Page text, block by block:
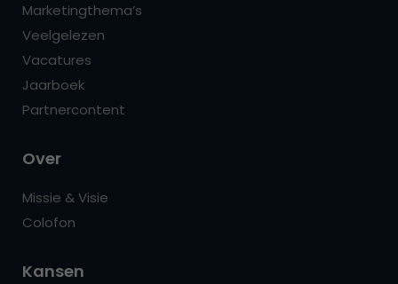
Marketingthema’s
Veelgelezen
Vacatures
Jaarboek
Partnercontent
Over
Missie & Visie
Colofon
Kansen